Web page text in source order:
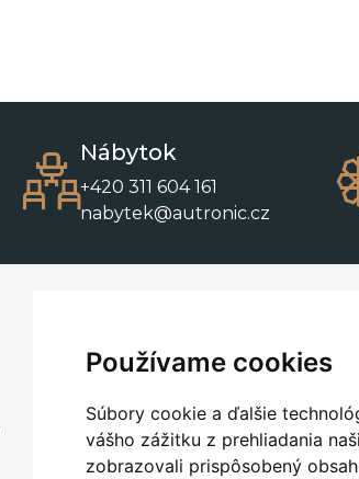
Používame cookies
Súbory cookie a ďalšie
vášho zážitku z prehliadania
zobrazovali prispôsobený
Nábytok
+420 311 604 161
nabytek@autronic.cz